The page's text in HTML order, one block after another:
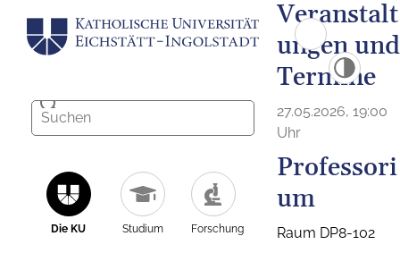
Die KU Studium Forschung
Veranstalt
ungen und
Termine
27.05.2026, 19:00
Uhr
Professori
um
Raum DP8-102